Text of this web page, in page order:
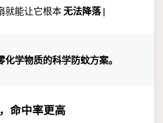
就能让它根本无法降落|
学物质的科学防蚊方案。
命中率更高